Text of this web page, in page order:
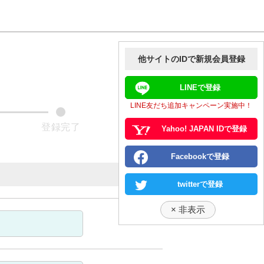
他サイトのIDで新規会員登録
LINEで登録
LINE友だち追加キャンペーン実施中！
Yahoo! JAPAN IDで登録
Facebookで登録
twitterで登録
× 非表示